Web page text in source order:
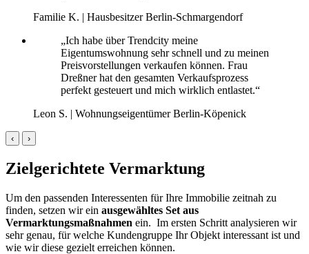
Familie K. | Hausbesitzer Berlin-Schmargendorf
„Ich habe über Trendcity meine
Eigentumswohnung sehr schnell und zu meinen
Preisvorstellungen verkaufen können. Frau
Dreßner hat den gesamten Verkaufsprozess
perfekt gesteuert und mich wirklich entlastet.“
Leon S. | Wohnungseigentümer Berlin-Köpenick
‹ ›
Zielgerichtete Vermarktung
Um den passenden Interessenten für Ihre Immobilie zeitnah zu
finden, setzen wir ein ausgewähltes Set aus
Vermarktungsmaßnahmen ein. Im ersten Schritt analysieren wir
sehr genau, für welche Kundengruppe Ihr Objekt interessant ist und
wie wir diese gezielt erreichen können.